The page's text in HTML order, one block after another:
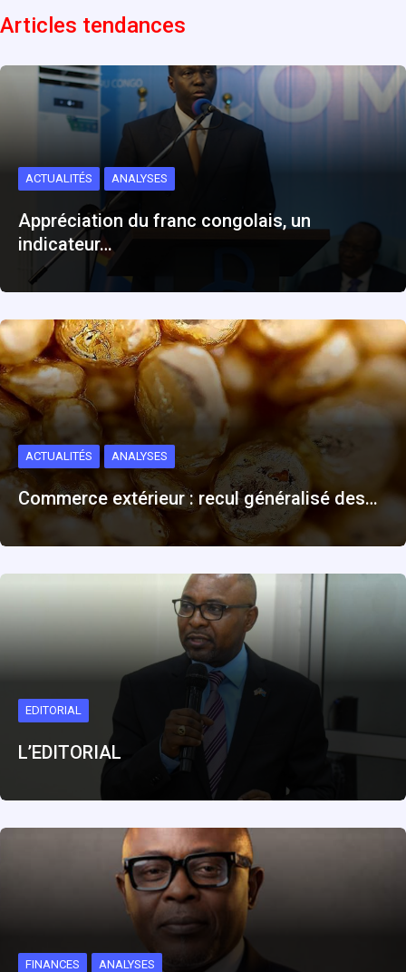
Articles tendances
ACTUALITÉS ANALYSES
Appréciation du franc congolais, un
indicateur…
ACTUALITÉS ANALYSES
Commerce extérieur : recul généralisé des…
EDITORIAL
L’EDITORIAL
FINANCES ANALYSES